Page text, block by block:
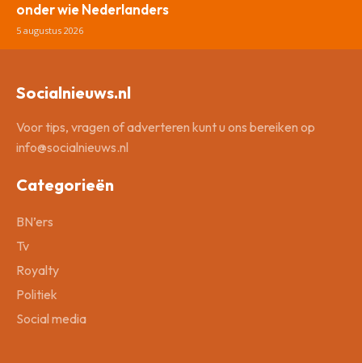
onder wie Nederlanders
5 augustus 2026
Socialnieuws.nl
Voor tips, vragen of adverteren kunt u ons bereiken op
info@socialnieuws.nl
Categorieën
BN’ers
Tv
Royalty
Politiek
Social media